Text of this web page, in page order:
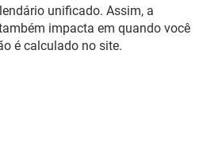
unificado. Assim, a
impacta em quando você
é calculado no site.